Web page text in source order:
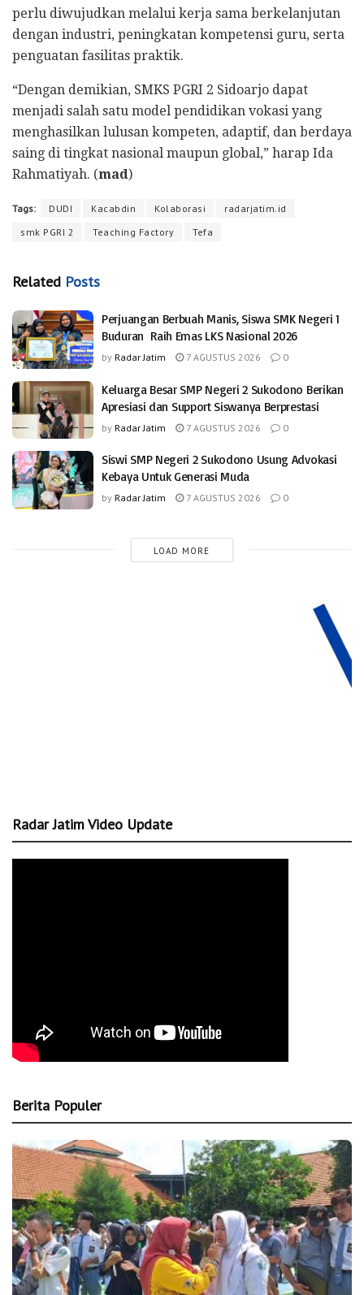
perlu diwujudkan melalui kerja sama berkelanjutan
dengan industri, peningkatan kompetensi guru, serta
penguatan fasilitas praktik.
“Dengan demikian, SMKS PGRI 2 Sidoarjo dapat
menjadi salah satu model pendidikan vokasi yang
menghasilkan lulusan kompeten, adaptif, dan berdaya
saing di tingkat nasional maupun global,” harap Ida
Rahmatiyah. (mad)
Tags: DUDI Kacabdin Kolaborasi
radarjatim.id
smk PGRI 2
Teaching Factory Tefa
Related Posts
Perjuangan Berbuah Manis, Siswa SMK Negeri 1
Buduran Raih Emas LKS Nasional 2026
by Radar Jatim 7 AGUSTUS 2026 0
Keluarga Besar SMP Negeri 2 Sukodono Berikan
Apresiasi dan Support Siswanya Berprestasi
by Radar Jatim 7 AGUSTUS 2026 0
Siswi SMP Negeri 2 Sukodono Usung Advokasi
Kebaya Untuk Generasi Muda
by Radar Jatim 7 AGUSTUS 2026 0
LOAD MORE
Radar Jatim Video Update
Berita Populer